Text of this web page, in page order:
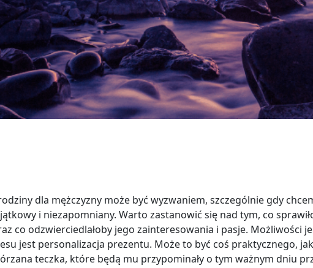
dla mężczyzny może być wyzwaniem, szczególnie gdy
i niezapomniany. Warto zastanowić się nad tym, co
co odzwierciedlałoby jego zainteresowania i pasje. Możliwości
jest personalizacja prezentu. Może to być coś praktycznego, jak
teczka, które będą mu przypominały o tym ważnym dniu